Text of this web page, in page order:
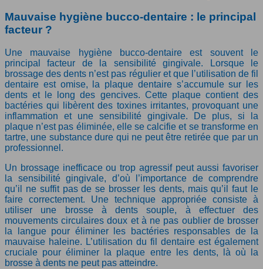
Mauvaise hygiène bucco-dentaire : le principal
facteur ?
Une mauvaise hygiène bucco-dentaire est souvent le
principal facteur de la sensibilité gingivale. Lorsque le
brossage des dents n’est pas régulier et que l’utilisation de fil
dentaire est omise, la plaque dentaire s’accumule sur les
dents et le long des gencives. Cette plaque contient des
bactéries qui libèrent des toxines irritantes, provoquant une
inflammation et une sensibilité gingivale. De plus, si la
plaque n’est pas éliminée, elle se calcifie et se transforme en
tartre, une substance dure qui ne peut être retirée que par un
professionnel.
Un brossage inefficace ou trop agressif peut aussi favoriser
la sensibilité gingivale, d’où l’importance de comprendre
qu’il ne suffit pas de se brosser les dents, mais qu’il faut le
faire correctement. Une technique appropriée consiste à
utiliser une brosse à dents souple, à effectuer des
mouvements circulaires doux et à ne pas oublier de brosser
la langue pour éliminer les bactéries responsables de la
mauvaise haleine. L’utilisation du fil dentaire est également
cruciale pour éliminer la plaque entre les dents, là où la
brosse à dents ne peut pas atteindre.